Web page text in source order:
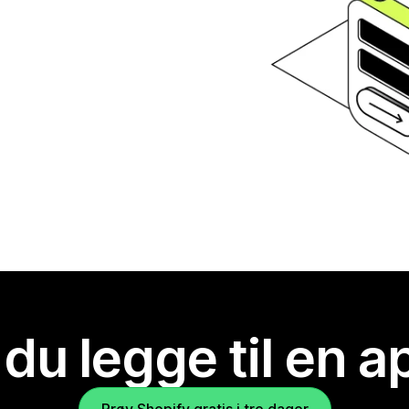
legge til en